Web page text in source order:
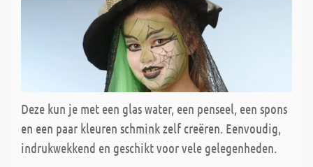
Deze kun je met een glas water, een penseel, een spons
en een paar kleuren schmink zelf creëren. Eenvoudig,
indrukwekkend en geschikt voor vele gelegenheden.